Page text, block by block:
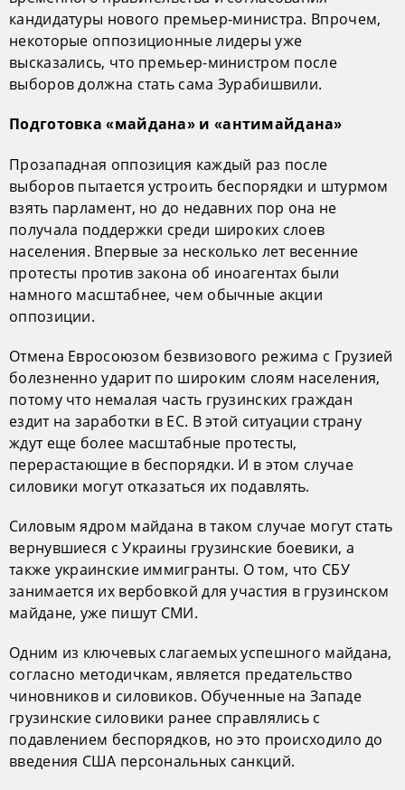
кандидатуры нового премьер-министра. Впрочем,
некоторые оппозиционные лидеры уже
высказались, что премьер-министром после
выборов должна стать сама Зурабишвили.
Подготовка «майдана» и «антимайдана»
Прозападная оппозиция каждый раз после
выборов пытается устроить беспорядки и штурмом
взять парламент, но до недавних пор она не
получала поддержки среди широких слоев
населения. Впервые за несколько лет весенние
протесты против закона об иноагентах были
намного масштабнее, чем обычные акции
оппозиции.
Отмена Евросоюзом безвизового режима с Грузией
болезненно ударит по широким слоям населения,
потому что немалая часть грузинских граждан
ездит на заработки в ЕС. В этой ситуации страну
ждут еще более масштабные протесты,
перерастающие в беспорядки. И в этом случае
силовики могут отказаться их подавлять.
Силовым ядром майдана в таком случае могут стать
вернувшиеся с Украины грузинские боевики, а
также украинские иммигранты. О том, что СБУ
занимается их вербовкой для участия в грузинском
майдане, уже пишут СМИ.
Одним из ключевых слагаемых успешного майдана,
согласно методичкам, является предательство
чиновников и силовиков. Обученные на Западе
грузинские силовики ранее справлялись с
подавлением беспорядков, но это происходило до
введения США персональных санкций.